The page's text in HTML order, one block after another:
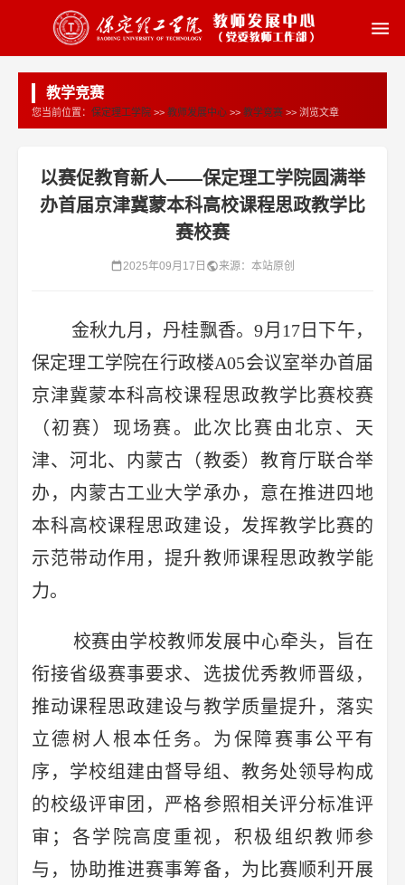
教学竞赛
您当前位置： 保定理工学院 >> 教师发展中心 >> 教学竞赛 >> 浏览文章
以赛促教育新人——保定理工学院圆满举
办首届京津冀蒙本科高校课程思政教学比
赛校赛
2025年09月17日 来源：本站原创
金秋九月，丹桂飘香。9月17日下午，
保定理工学院在行政楼A05会议室举办首届
京津冀蒙本科高校课程思政教学比赛校赛
（初赛）现场赛。此次比赛由北京、天
津、河北、内蒙古（教委）教育厅联合举
办，内蒙古工业大学承办，意在推进四地
本科高校课程思政建设，发挥教学比赛的
示范带动作用，提升教师课程思政教学能
力。
校赛由学校教师发展中心牵头，旨在
衔接省级赛事要求、选拔优秀教师晋级，
推动课程思政建设与教学质量提升，落实
立德树人根本任务。为保障赛事公平有
序，学校组建由督导组、教务处领导构成
的校级评审团，严格参照相关评分标准评
审；各学院高度重视，积极组织教师参
与，协助推进赛事筹备，为比赛顺利开展